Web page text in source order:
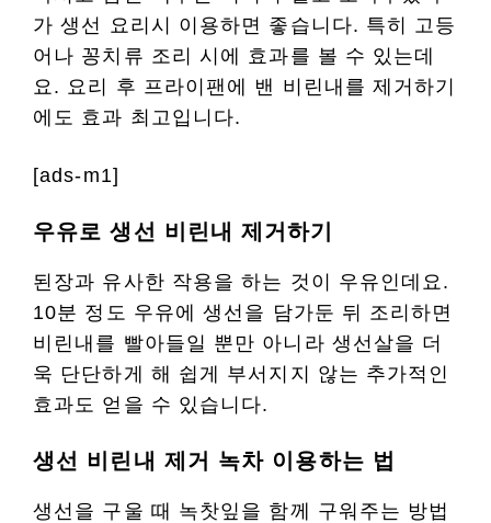
가 생선 요리시 이용하면 좋습니다. 특히 고등
어나 꽁치류 조리 시에 효과를 볼 수 있는데
요. 요리 후 프라이팬에 밴 비린내를 제거하기
에도 효과 최고입니다.
[ads-m1]
우유로 생선 비린내 제거하기
된장과 유사한 작용을 하는 것이 우유인데요.
10분 정도 우유에 생선을 담가둔 뒤 조리하면
비린내를 빨아들일 뿐만 아니라 생선살을 더
욱 단단하게 해 쉽게 부서지지 않는 추가적인
효과도 얻을 수 있습니다.
생선 비린내 제거 녹차 이용하는 법
생선을 구울 때 녹찻잎을 함께 구워주는 방법